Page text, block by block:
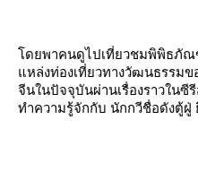
ดยพาคนดูไปเที่ยวชมพิพิธภัณ
หล่งท่องเที่ยวทางวัฒนธรรมข
จีนในปัจจุบันผ่านเรื่องราวในซี
ทำความรู้จักกับ นักกวีชื่อดังตู้ฝู่